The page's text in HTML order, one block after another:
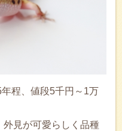
程、値段5千円～1万
見が可愛らしく品種